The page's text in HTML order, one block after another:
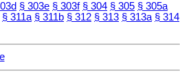
§ 303e § 303f § 304 § 305 § 305a
§ 311a § 311b § 312 § 313 § 313a § 314